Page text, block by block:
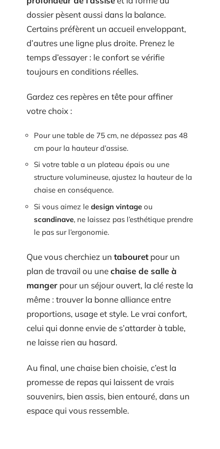
dossier pèsent aussi dans la balance.
Certains préfèrent un accueil enveloppant,
d’autres une ligne plus droite. Prenez le
temps d’essayer : le confort se vérifie
toujours en conditions réelles.
Gardez ces repères en tête pour affiner
votre choix :
Pour une table de 75 cm, ne dépassez pas 48
cm pour la hauteur d’assise.
Si votre table a un plateau épais ou une
structure volumineuse, ajustez la hauteur de la
chaise en conséquence.
Si vous aimez le design vintage ou
scandinave, ne laissez pas l’esthétique prendre
le pas sur l’ergonomie.
Que vous cherchiez un tabouretpour un
plan de travail ou unechaise de salle à
manger pour un séjour ouvert, la clé reste la
même : trouver la bonne alliance entre
proportions, usage et style. Le vrai confort,
celui qui donne envie de s’attarder à table,
ne laisse rien au hasard.
Au final, une chaise bien choisie, c’est la
promesse de repas qui laissent de vrais
souvenirs, bien assis, bien entouré, dans un
espace qui vous ressemble.